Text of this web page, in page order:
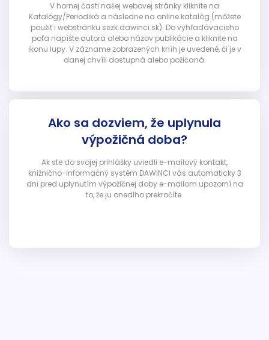
V hornej časti našej webovej stránky kliknite na
Katalógy/Periodiká a následne na online katalóg (môžete
použiť i webstránku sezk.dawinci.sk). Do vyhľadávacieho
poľa napíšte autora alebo názov publikácie a kliknite na
ikonu lupy. V zázname zobrazených kníh je uvedené, či je v
danej chvíli dostupná alebo požičaná.
Ako sa dozviem, že uplynula
výpožičná doba?
Ak ste do svojej prihlášky uviedli e-mailový kontakt,
knižnično-informačný systém DAWINCI vás automaticky 3
dni pred uplynutím výpožičnej doby e-mailom upozorní na
to, že ju onedlho prekročíte.